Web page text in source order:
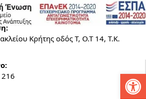
Κρήτης οδός Τ, Ο.Τ 14, Τ.Κ.